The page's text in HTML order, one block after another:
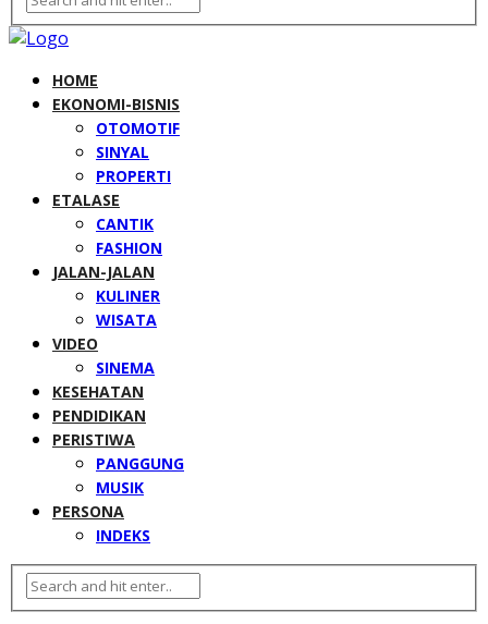
HOME
EKONOMI-BISNIS
OTOMOTIF
SINYAL
PROPERTI
ETALASE
CANTIK
FASHION
JALAN-JALAN
KULINER
WISATA
VIDEO
SINEMA
KESEHATAN
PENDIDIKAN
PERISTIWA
PANGGUNG
MUSIK
PERSONA
INDEKS